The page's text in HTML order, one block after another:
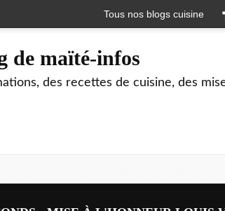
Tous nos blogs cuisine
de maïté-infos
des recettes de cuisine, des